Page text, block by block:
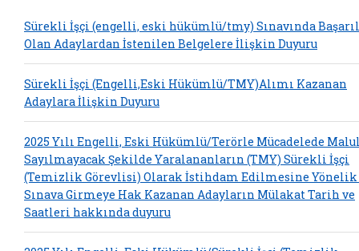
Sürekli İşçi (engelli, eski hükümlü/tmy) Sınavında
Olan Adaylardan İstenilen Belgelere İlişkin Duyuru
Sürekli İşçi (Engelli,Eski Hükümlü/TMY)Alımı Kazanan
Adaylara İlişkin Duyuru
2025 Yılı Engelli, Eski Hükümlü/Terörle Mücadelede
Sayılmayacak Şekilde Yaralananların (TMY) Sürekli İşçi
(Temizlik Görevlisi) Olarak İstihdam Edilmesine Yönelik
Sınava Girmeye Hak Kazanan Adayların Mülakat Tarih ve
Saatleri hakkında duyuru